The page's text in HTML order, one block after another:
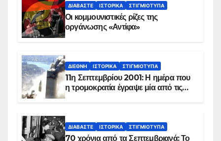
ΔΙΑΒΆΣΤΕ ΙΣΤΟΡΙΚΆ ΣΤΙΓΜΙΌΤΥΠΑ
Οι κομμουνιστικές ρίζες της
οργάνωσης «Αντίφα»
ΔΙΕΘΝΉ ΙΣΤΟΡΙΚΆ ΣΤΙΓΜΙΌΤΥΠΑ
11η Σεπτεμβρίου 2001: Η ημέρα που
η τρομοκρατία έγραψε μία από τις
ΔΙΑΒΆΣΤΕ ΙΣΤΟΡΙΚΆ ΣΤΙΓΜΙΌΤΥΠΑ
70 χρόνια από τα Σεπτεμβριανά: Το